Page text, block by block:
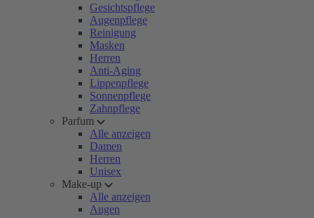
Gesichtspflege
Augenpflege
Reinigung
Masken
Herren
Anti-Aging
Lippenpflege
Sonnenpflege
Zahnpflege
Parfum
Alle anzeigen
Damen
Herren
Unisex
Make-up
Alle anzeigen
Augen